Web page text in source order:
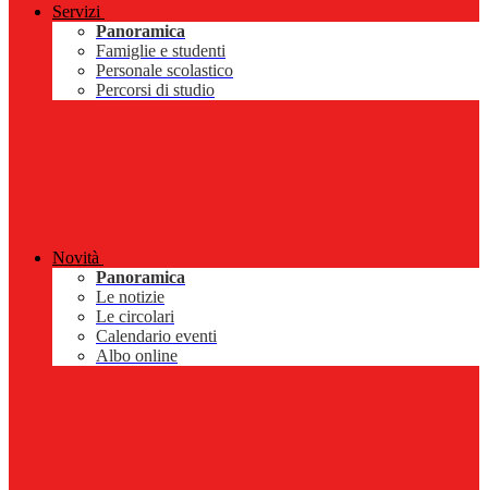
Servizi
Panoramica
Famiglie e studenti
Personale scolastico
Percorsi di studio
Novità
Panoramica
Le notizie
Le circolari
Calendario eventi
Albo online